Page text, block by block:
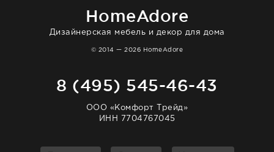
HomeAdore
Дизайнерская мебель и декор для дома
© 2014 — 2026 HomeAdore
8 (495) 545-46-43
ООО «Комфорт Трейд»
ИНН 7704767045